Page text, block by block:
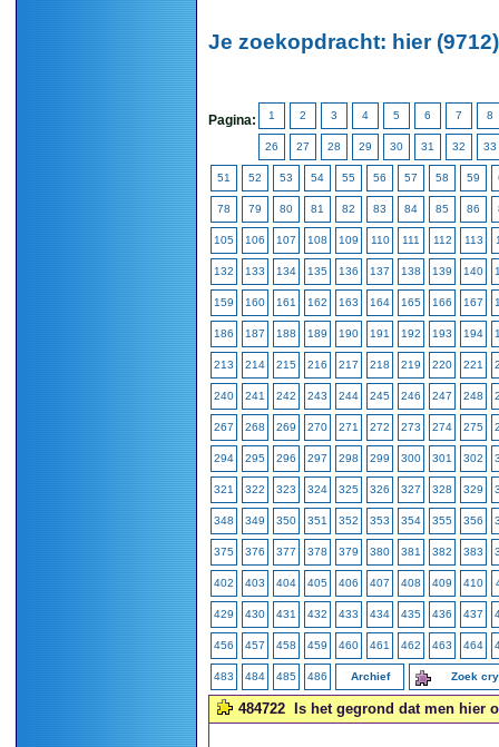
Je zoekopdracht: hier (9712)
Pagina: 1 2 3 4 5 6 7 8
26 27 28 29 30 31 32 33
51 52 53 54 55 56 57 58 59
78 79 80 81 82 83 84 85 86
105 106 107 108 109 110 111 112 113
132 133 134 135 136 137 138 139 140
159 160 161 162 163 164 165 166 167
186 187 188 189 190 191 192 193 194
213 214 215 216 217 218 219 220 221
240 241 242 243 244 245 246 247 248
267 268 269 270 271 272 273 274 275
294 295 296 297 298 299 300 301 302
321 322 323 324 325 326 327 328 329
348 349 350 351 352 353 354 355 356
375 376 377 378 379 380 381 382 383
402 403 404 405 406 407 408 409 410
429 430 431 432 433 434 435 436 437
456 457 458 459 460 461 462 463 464
483 484 485 486 Archief Zoek
484722 Is het gegrond dat men hier